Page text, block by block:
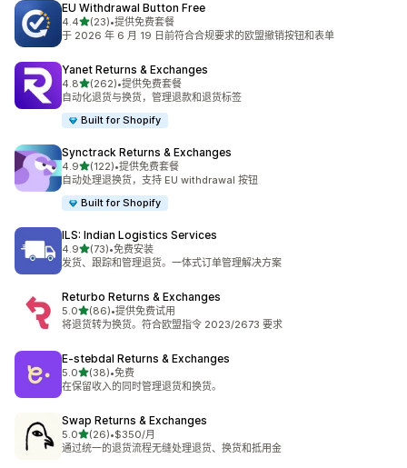
EU Withdrawal Button Free
4.4星（满分 5 星）
(23)
总共 23 条评论
•提供免费套餐
于 2026 年 6 月 19 日前符合合规要求的欧盟撤销按钮和表单
Yanet Returns & Exchanges
4.8星（满分 5 星）
(262)
总共 262 条评论
•提供免费套餐
自动化退货与换货，管理退款和退货标签
Built for Shopify
Synctrack Returns & Exchanges
4.9星（满分 5 星）
(122)
总共 122 条评论
•提供免费套餐
自动处理退换货，支持 EU withdrawal 按钮
Built for Shopify
ILS: Indian Logistics Services
4.9星（满分 5 星）
(73)
总共 73 条评论
•免费安装
发货、跟踪和管理退货。一体式订单管理解决方案
Returbo Returns & Exchanges
5.0星（满分 5 星）
(86)
总共 86 条评论
•提供免费试用
将退货转为换货。符合欧盟指令 2023/2673 要求
E‑stebdal Returns & Exchanges
5.0星（满分 5 星）
(38)
总共 38 条评论
•免费
在保留收入的同时管理退货和换货。
Swap Returns & Exchanges
5.0星（满分 5 星）
(26)
总共 26 条评论
•$350/月
通过统一的退货流程无缝处理退货、换货和抵用金